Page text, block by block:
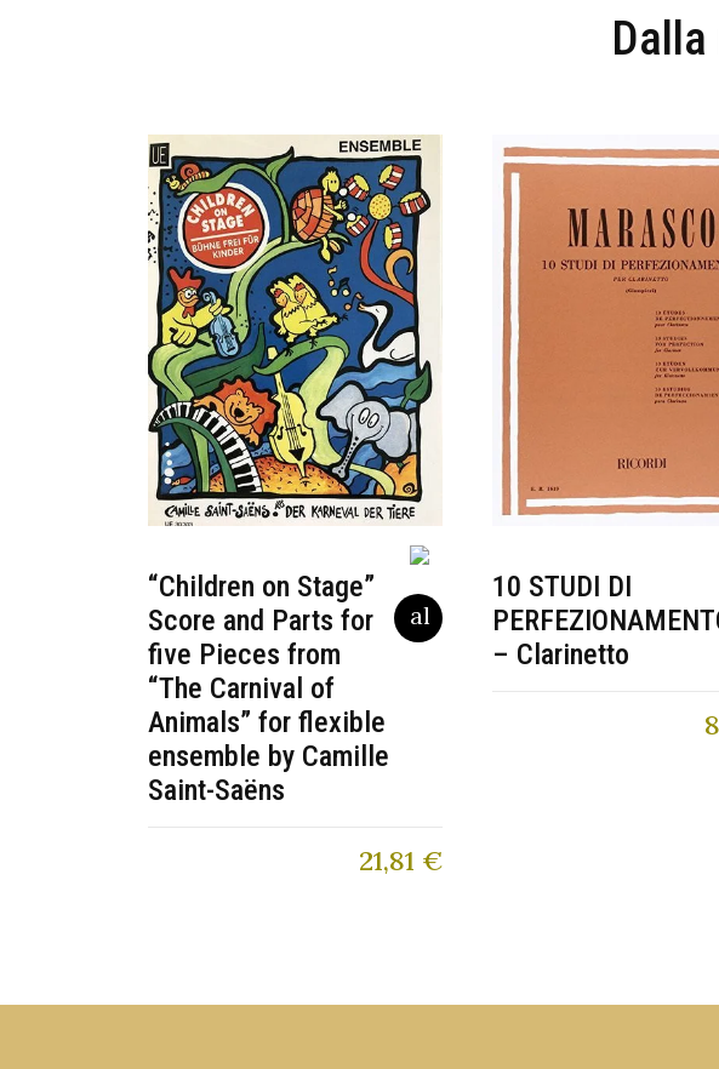
“Children on Stage”
Score and Parts for
five Pieces from
“The Carnival of
Animals” for flexible
ensemble by Camille
Saint-Saëns
21,81 €
10 STUDI DI
– Clarinetto